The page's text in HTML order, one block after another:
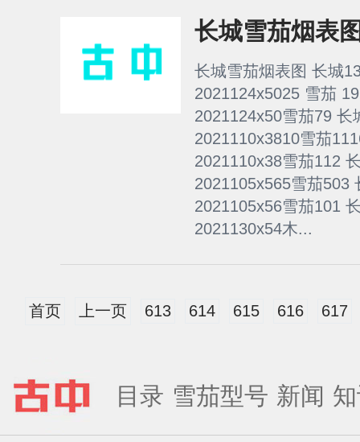
长城雪茄烟表
长城雪茄烟表图 长城
2021124x5025 雪茄
2021124x50雪茄79 长
2021110x3810雪茄
2021110x38雪茄112
2021105x565雪茄503
2021105x56雪茄101
2021130x54木...
首页 上一页 613 614 615 616 617
目录 雪茄型号 新闻